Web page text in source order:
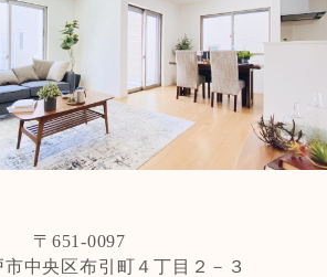
〒651-0097
中央区布引町４丁目２－３